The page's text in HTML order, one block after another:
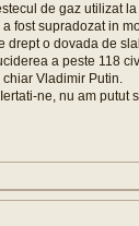
de gaz utilizat
fost supradozat in
drept o dovada de
a peste 118
Vladimir Putin.
ne, nu am putut